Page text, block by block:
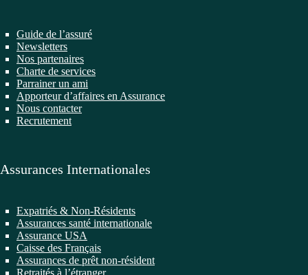
Guide de l’assuré
Newsletters
Nos partenaires
Charte de services
Parrainer un ami
Apporteur d’affaires en Assurance
Nous contacter
Recrutement
Assurances Internationales
Expatriés & Non-Résidents
Assurances santé internationale
Assurance USA
Caisse des Français
Assurances de prêt non-résident
Retraités à l’étranger